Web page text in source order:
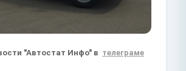
"Автостат Инфо" в телеграме